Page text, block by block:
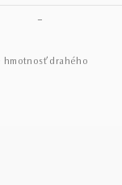
–
hmotnosť drahého